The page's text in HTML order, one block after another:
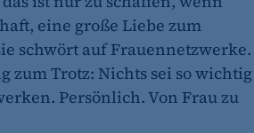
eine große Liebe zum
schwört auf Frauennetzwerke.
zum Trotz: Nichts sei so wichtig
Persönlich. Von Frau zu